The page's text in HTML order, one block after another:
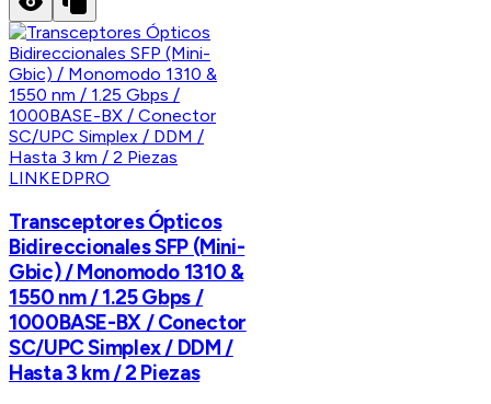
LINKEDPRO
Transceptores Ópticos
Bidireccionales SFP (Mini-
Gbic) / Monomodo 1310 &
1550 nm / 1.25 Gbps /
1000BASE-BX / Conector
SC/UPC Simplex / DDM /
Hasta 3 km / 2 Piezas